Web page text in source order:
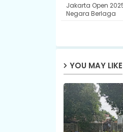
Jakarta Open
Negara Berlaga
YOU MAY LIKE